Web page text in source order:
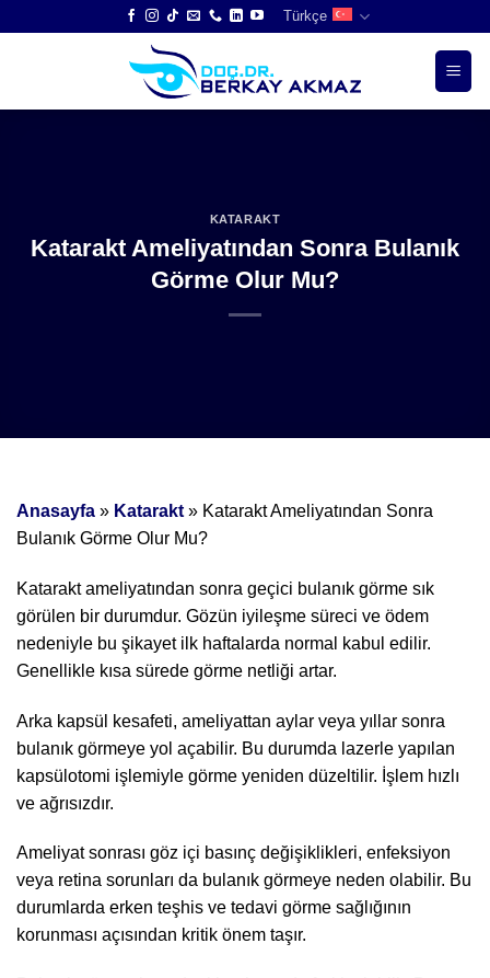
Türkçe
KATARAKT
Katarakt Ameliyatından Sonra Bulanık
Görme Olur Mu?
Anasayfa » Katarakt » Katarakt Ameliyatından Sonra
Bulanık Görme Olur Mu?
Katarakt ameliyatından sonra geçici bulanık görme sık
görülen bir durumdur. Gözün iyileşme süreci ve ödem
nedeniyle bu şikayet ilk haftalarda normal kabul edilir.
Genellikle kısa sürede görme netliği artar.
Arka kapsül kesafeti, ameliyattan aylar veya yıllar sonra
bulanık görmeye yol açabilir. Bu durumda lazerle yapılan
kapsülotomi işlemiyle görme yeniden düzeltilir. İşlem hızlı
ve ağrısızdır.
Ameliyat sonrası göz içi basınç değişiklikleri, enfeksiyon
veya retina sorunları da bulanık görmeye neden olabilir. Bu
durumlarda erken teşhis ve tedavi görme sağlığının
korunması açısından kritik önem taşır.